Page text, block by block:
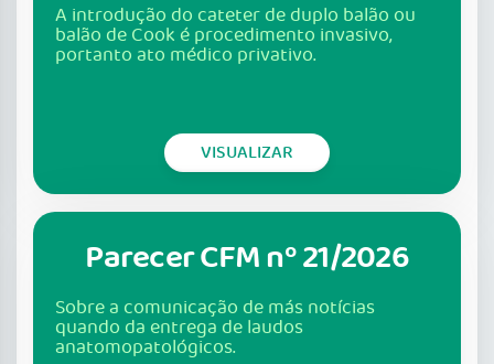
A introdução do cateter de duplo balão ou
balão de Cook é procedimento invasivo,
portanto ato médico privativo.
VISUALIZAR
Parecer CFM nº 21/2026
Sobre a comunicação de más notícias
quando da entrega de laudos
anatomopatológicos.